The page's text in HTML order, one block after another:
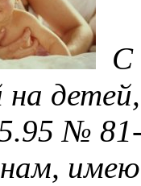
С
на
№ 81-